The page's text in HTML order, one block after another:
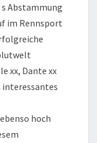
Abstammung
im Rennsport
xx, Dante xx
interessantes
hoch